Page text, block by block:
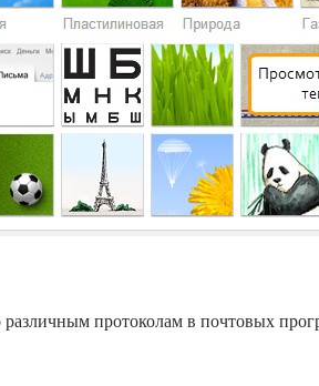
протоколам в почтовых